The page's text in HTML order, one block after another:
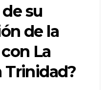
su
de la
La
Trinidad?